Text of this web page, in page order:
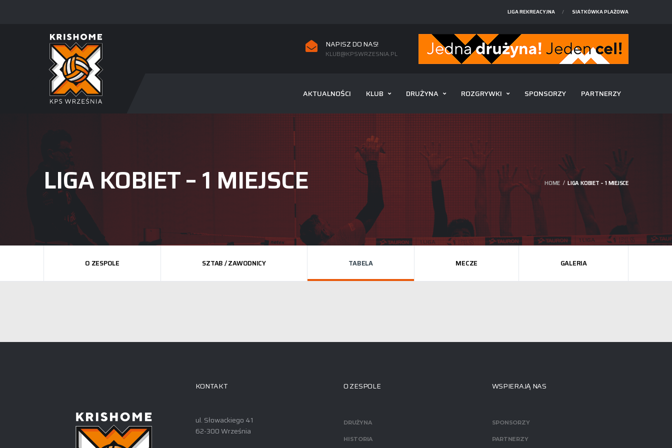
LIGA REKREACYJNA SIATKÓWKA PLAŻOWA
NAPISZ DO NAS!
KLUB@KPSWRZESNIA.PL
AKTUALNOŚCI KLUB DRUŻYNA ROZGRYWKI SPONSORZY PARTNERZY
LIGA KOBIET – 1 MIEJSCE HOME LIGA KOBIET – 1 MIEJSCE
O ZESPOLE SZTAB / ZAWODNICY TABELA MECZE GALERIA
KONTAKT
ul. Słowackiego 41
62-300 Września
O ZESPOLE
DRUŻYNA
HISTORIA
WSPIERAJĄ NAS
SPONSORZY
PARTNERZY